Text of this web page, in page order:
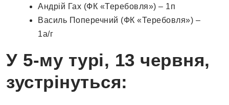
Андрій Гах (ФК «Теребовля») – 1п
Василь Поперечний (ФК «Теребовля») –
1а/г
У 5-му турі, 13 червня,
зустрінуться: